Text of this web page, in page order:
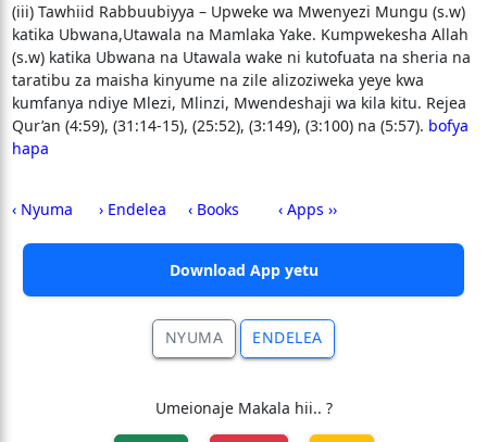
(iii) Tawhiid Rabbuubiyya – Upweke wa Mwenyezi Mungu (s.w)
katika Ubwana,Utawala na Mamlaka Yake. Kumpwekesha Allah
(s.w) katika Ubwana na Utawala wake ni kutofuata na sheria na
taratibu za maisha kinyume na zile alizoziweka yeye kwa
kumfanya ndiye Mlezi, Mlinzi, Mwendeshaji wa kila kitu. Rejea
Qur’an (4:59), (31:14-15), (25:52), (3:149), (3:100) na (5:57). bofya
hapa
‹ Nyuma › Endelea ‹ Books ‹ Apps ››
Download App yetu
NYUMA ENDELEA
Umeionaje Makala hii.. ?